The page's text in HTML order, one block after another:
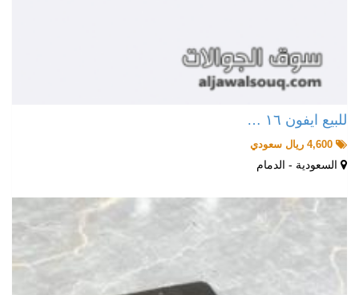
للبيع ايفون ١٦ …
السعودية - الدمام